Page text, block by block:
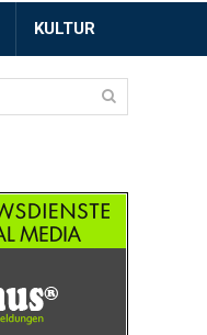
KULTUR